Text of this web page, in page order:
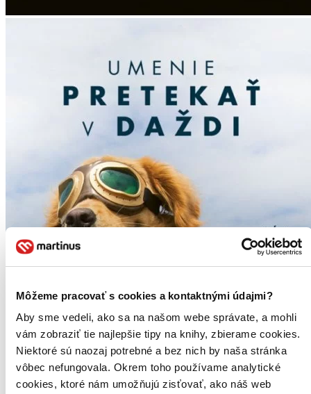
Môžeme pracovať s cookies a kontaktnými údajmi?
Aby sme vedeli, ako sa na našom webe správate, a mohli
vám zobraziť tie najlepšie tipy na knihy, zbierame cookies.
Niektoré sú naozaj potrebné a bez nich by naša stránka
vôbec nefungovala. Okrem toho používame analytické
cookies, ktoré nám umožňujú zisťovať, ako náš web